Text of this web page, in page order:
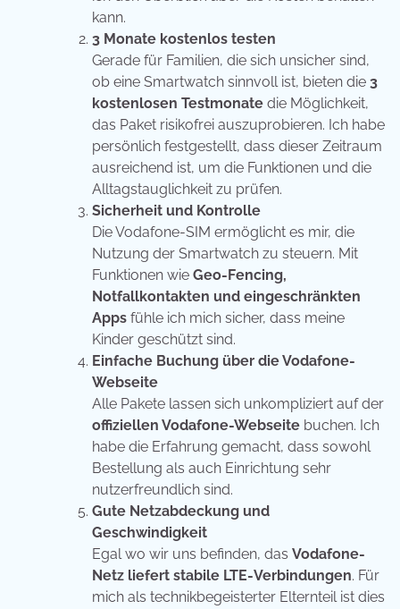
kann.
3 Monate kostenlos testen
Gerade für Familien, die sich unsicher sind,
ob eine Smartwatch sinnvoll ist, bieten die 3
kostenlosen Testmonate die Möglichkeit,
das Paket risikofrei auszuprobieren. Ich habe
persönlich festgestellt, dass dieser Zeitraum
ausreichend ist, um die Funktionen und die
Alltagstauglichkeit zu prüfen.
Sicherheit und Kontrolle
Die Vodafone-SIM ermöglicht es mir, die
Nutzung der Smartwatch zu steuern. Mit
Funktionen wie Geo-Fencing,
Notfallkontakten und eingeschränkten
Apps fühle ich mich sicher, dass meine
Kinder geschützt sind.
Einfache Buchung über die Vodafone-
Webseite
Alle Pakete lassen sich unkompliziert auf der
offiziellen Vodafone-Webseite buchen. Ich
habe die Erfahrung gemacht, dass sowohl
Bestellung als auch Einrichtung sehr
nutzerfreundlich sind.
Gute Netzabdeckung und
Geschwindigkeit
Egal wo wir uns befinden, das Vodafone-
Netz liefert stabile LTE-Verbindungen. Für
mich als technikbegeisterter Elternteil ist dies